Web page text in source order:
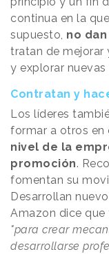
continua en la
supuesto, no
tratan de mejorar
y explorar
Contratan y
Los líderes
formar a otros en
nivel de la
promoción.
fomentan su
Desarrollan
Amazon dice que
"para crear
desarrollarse